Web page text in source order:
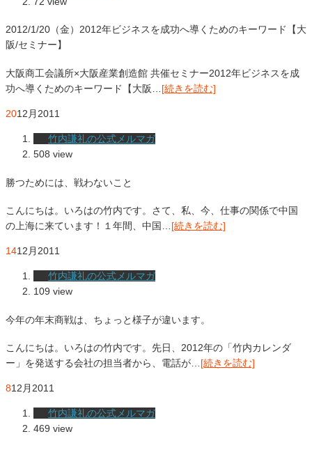
2012/1/20（金）2012年ビジネスを成功へ導くためのキーワード【大
阪/セミナー】
大阪商工会議所×大阪産業創造館 共催セミナー2012年ビジネスを成
功へ導くためのキーワード【大阪… [続きを読む]
2012月 2011
竹内謙礼の公式メルマガ
508 view
勝つためには、戦わないこと
こんにちは。いろはの竹内です。さて、私、今、仕事の関係で中国
の上海に来ています！１年間、中国… [続きを読む]
1412月 2011
竹内謙礼の公式メルマガ
109 view
今年の年末商戦は、ちょっと様子が違います。
こんにちは。いろはの竹内です。先日、2012年の「竹内カレンダ
ー」を発送する会社の担当者から、電話が…[続きを読む]
812月2011
竹内謙礼の公式メルマガ
469 view